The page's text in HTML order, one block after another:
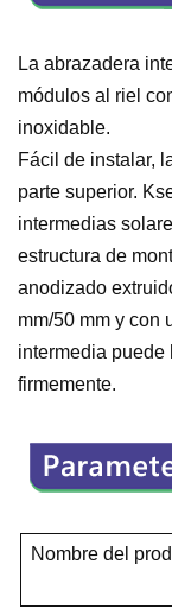
La abrazadera
módulos al riel
inoxidable.
Fácil de instalar,
parte superior.
intermedias
estructura de
anodizado
mm/50 mm y con
intermedia puede
firmemente.
Nombre del